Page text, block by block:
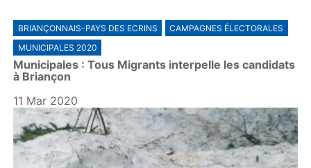
BRIANÇONNAIS-PAYS DES ECRINS
CAMPAGNES ÉLECTORALES
MUNICIPALES 2020
Municipales : Tous Migrants interpelle les candidats
à Briançon
11 Mar 2020